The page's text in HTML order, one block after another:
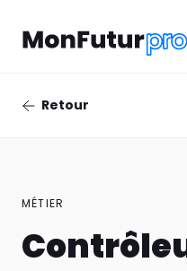
Retour
MÉTIER